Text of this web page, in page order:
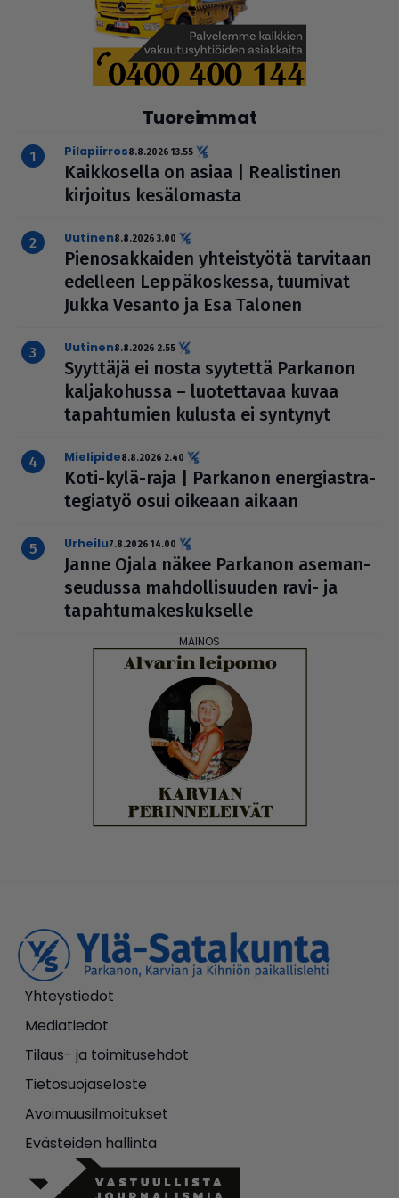
Tuoreimmat
pilapiirros8.8.2026 13.55
Kaik­ko­sella on asiaa | Rea­lis­ti­nen
kirjoitus kesä­lo­masta
uutinen8.8.2026 3.00
Pie­no­sak­kai­den yhteis­työtä tarvitaan
edelleen Lep­pä­kos­kessa, tuumivat
Jukka Vesanto ja Esa Talonen
uutinen8.8.2026 2.55
Syyttäjä ei nosta syytettä Parkanon
kal­ja­ko­hussa – luo­tet­ta­vaa kuvaa
tapah­tu­mien kulusta ei syntynyt
mielipide8.8.2026 2.40
Koti-kylä-raja | Parkanon ener­gi­ast­ra­
te­gi­a­työ osui oikeaan aikaan
urheilu7.8.2026 14.00
Janne Ojala näkee Parkanon ase­man­
seu­dussa mah­dol­li­suu­den ravi- ja
tapah­tu­ma­kes­kuk­selle
Yhteystiedot
Mediatiedot
Tilaus- ja toimitusehdot
Tietosuojaseloste
Avoimuusilmoitukset
Evästeiden hallinta